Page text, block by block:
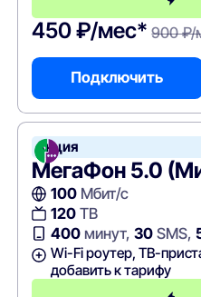
450 ₽/мес* 900 ₽/
Подключить
Акция
МегаФон 5.0
100Мбит/с
120ТВ
400минут, 30SMS,
Wi-Fi роутер, ТВ-
добавить к тарифу